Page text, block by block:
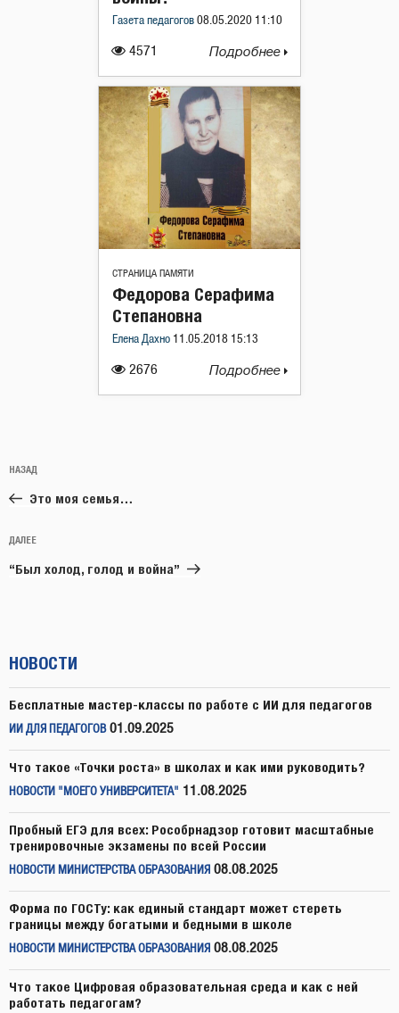
4571
Газета педагогов 08.05.2020 11:10
Подробнее
СТРАНИЦА ПАМЯТИ
2676
Федорова Серафима
Степановна
Елена Дахно 11.05.2018 15:13
Подробнее
по
записям
Предыдущая
запись:
НАЗАД
Это моя семья…
Следующая
запись
ДАЛЕЕ
“Был холод, голод и война”
НОВОСТИ
Бесплатные мастер-классы по работе с ИИ для педагогов
ИИ ДЛЯ ПЕДАГОГОВ 01.09.2025
Что такое «Точки роста» в школах и как ими руководить?
НОВОСТИ "МОЕГО УНИВЕРСИТЕТА" 11.08.2025
Пробный ЕГЭ для всех: Рособрнадзор готовит масштабные
тренировочные экзамены по всей России
НОВОСТИ МИНИСТЕРСТВА ОБРАЗОВАНИЯ 08.08.2025
Форма по ГОСТу: как единый стандарт может стереть
границы между богатыми и бедными в школе
НОВОСТИ МИНИСТЕРСТВА ОБРАЗОВАНИЯ 08.08.2025
Что такое Цифровая образовательная среда и как с ней
работать педагогам?